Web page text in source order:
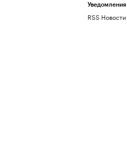
Уведомления
RSS Новости